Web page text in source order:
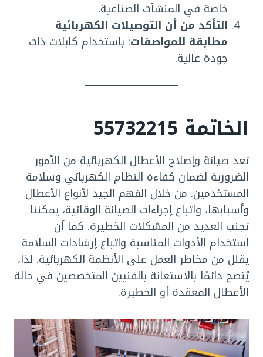
خاصة في المنشآت الصناعية.
التأكد من أن التوصيلات الكهربائية
مطابقة للمواصفات: باستخدام كابلات ذات
جودة عالية.
الخاتمة
تعد صيانة وإصلاح الأعطال الكهربائية من الأمور
الضرورية لضمان كفاءة النظام الكهربائي وسلامة
المستخدمين. من خلال الفهم الجيد لأنواع الأعطال
وأسبابها، واتباع إجراءات الصيانة الوقائية، يمكننا
تجنب العديد من المشكلات الخطيرة. كما أن
استخدام الأدوات المناسبة واتباع إرشادات السلامة
يقلل من مخاطر العمل على الأنظمة الكهربائية. لذا،
يُنصح دائمًا بالاستعانة بالفنيين المتخصصين في حالة
الأعطال المعقدة أو الخطيرة.